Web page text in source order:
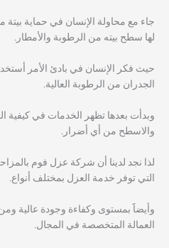
جاء مع محاولة الإنسان في حماية
لها سطح بيته من الرطوبة والأمطار.
حيث فكر الإنسان في بادئ الأمر
الجدران من الرطوبة العالية.
وبدأت بعدها تظهر الخدمات في كيفية
والاسطح من أي أضرار.
لذا نجد لدينا أن شركة عزل فوم
التي توفر خدمة العزل بمختلف أنواع.
وأيضاََ بمستوى وكفاءة وجودة عالية
العمالة المتخصصة في المجال.